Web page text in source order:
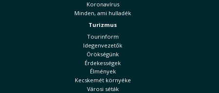
Koronavírus
Minden, ami hulladék
Turizmus
Tourinform
Idegenvezetők
Örökségünk
Érdekességek
Élmények
Kecskemét környéke
Városi séták